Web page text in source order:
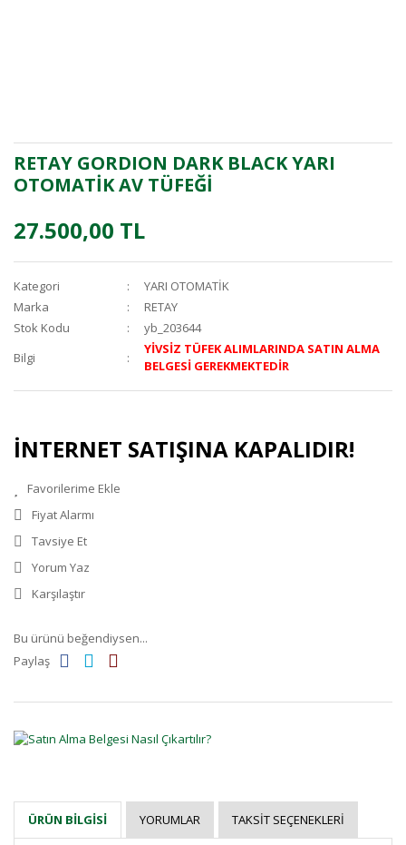
RETAY GORDION DARK BLACK YARI
OTOMATİK AV TÜFEĞİ
27.500,00 TL
Kategori
YARI OTOMATİK
Marka
RETAY
Stok Kodu
yb_203644
Bilgi
YİVSİZ TÜFEK ALIMLARINDA SATIN ALMA
BELGESİ GEREKMEKTEDİR
İNTERNET SATIŞINA KAPALIDIR!
Fiyat Alarmı
Tavsiye Et
Yorum Yaz
Karşılaştır
Bu ürünü beğendiysen...
Paylaş
ÜRÜN BILGISI YORUMLAR TAKSIT SEÇENEKLERI